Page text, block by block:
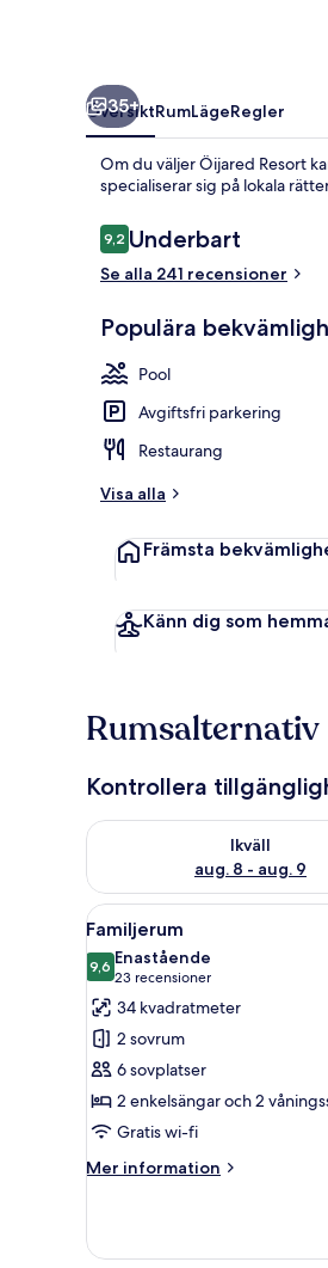
35+
ÖversiktRumLägeRegler
Om du väljer Öijared Resort
specialiserar sig på lokala
Recensioner
9,29,2 av 10,
Underbart
Se alla 241 recensioner
Populära
Pool
Avgiftsfri parkering
Restaurang
Visa alla
Främsta
Känn dig som
Rumsalternativ
Kontrollera
Ikväll
aug. 8 - aug. 9
Kontrollera tillgängligheten
Öppna
alla
foton
för
Familjerum
4
Familjerum
9,69,6 av 10
Enastående
23 recensioner
(23 recensioner)
34 kvadratmeter
2 sovrum
6 sovplatser
2 enkelsängar och 2
Gratis wi-fi
Mer information
Mer